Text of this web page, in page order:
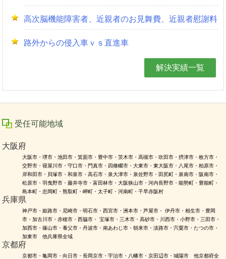
高次脳機能障害者、近親者のお見舞費、近親者慰謝料
路外からの侵入車ｖｓ直進車
解決実績一覧
受任可能地域
大阪府
大阪市・堺市・池田市・箕面市・豊中市・茨木市・高槻市・吹田市・摂津市・枚方市・
交野市・寝屋川市・守口市・門真市・四條畷市・大東市・東大阪市・八尾市・柏原市・
岸和田市・貝塚市・和泉市・高石市・泉大津市・泉佐野市・田尻町・泉南市・阪南市・
松原市・羽曳野市・藤井寺市・富田林市・大阪狭山市・河内長野市・能勢町・豊能町・
島本町・忠岡町・熊取町・岬町・太子町・河南町・千早赤阪村
兵庫県
神戸市・姫路市・尼崎市・明石市・西宮市・洲本市・芦屋市・ 伊丹市・相生市・豊岡
市・加古川市・赤穂市・西脇市・ 宝塚市・三木市・高砂市・川西市・小野市・三田市・
加西市・篠山市・養父市・丹波市・南あわじ市・朝来市・淡路市・宍粟市・たつの市・
加東市 他兵庫県全域
京都府
京都市・亀岡市・向日市・長岡京市・宇治市・八幡市・京田辺市・城陽市 他京都府全